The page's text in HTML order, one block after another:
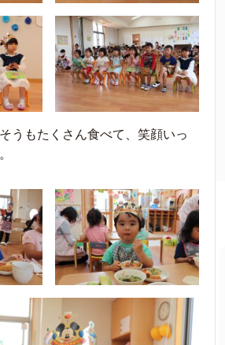
うもたくさん食べて、笑顔いっ